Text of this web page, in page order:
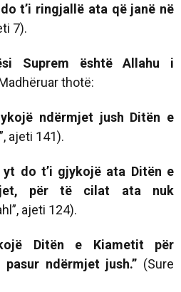
t’i ringjallë ata që janë në
7).
Suprem është Allahu i
thotë:
ndërmjet jush Ditën e
ajeti 141).
do t’i gjykojë ata Ditën e
për të cilat ata nuk
ajeti 124).
Ditën e Kiametit për
ndërmjet jush.” (Sure